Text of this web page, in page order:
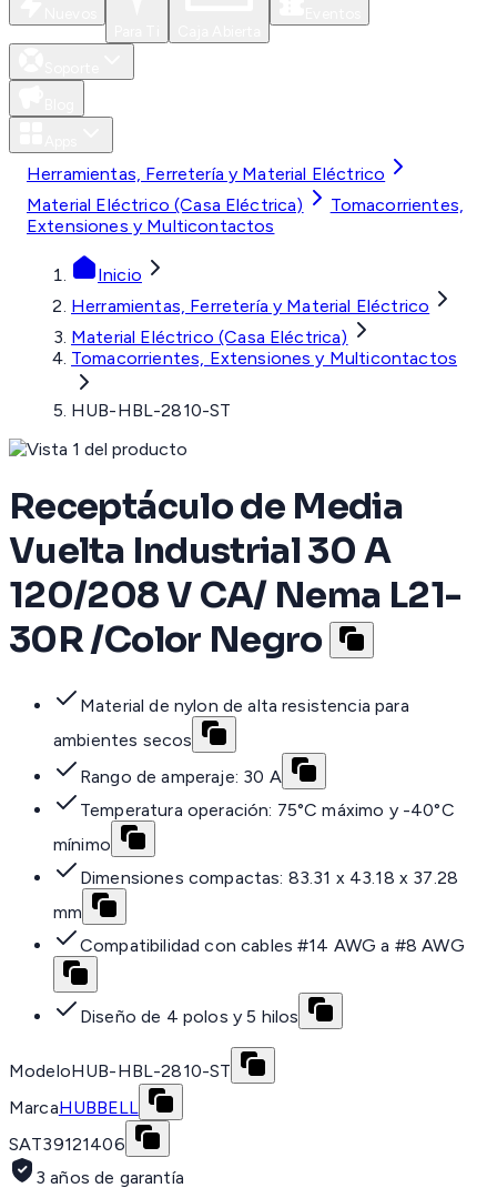
Herramientas, Ferretería y Material Eléctrico
Material Eléctrico (Casa Eléctrica)
Tomacorrientes,
Extensiones y Multicontactos
Inicio
Herramientas, Ferretería y Material Eléctrico
Material Eléctrico (Casa Eléctrica)
Tomacorrientes, Extensiones y Multicontactos
HUB-HBL-2810-ST
Receptáculo de Media
Vuelta Industrial 30 A
120/208 V CA/ Nema L21-
30R /Color Negro
Material de nylon de alta resistencia para
ambientes secos
Rango de amperaje: 30 A
Temperatura operación: 75°C máximo y -40°C
mínimo
Dimensiones compactas: 83.31 x 43.18 x 37.28
mm
Compatibilidad con cables #14 AWG a #8 AWG
Diseño de 4 polos y 5 hilos
ModeloHUB-HBL-2810-ST
MarcaHUBBELL
SAT39121406
3 años de garantía